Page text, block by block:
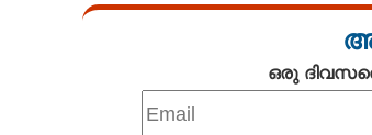
ഒരു